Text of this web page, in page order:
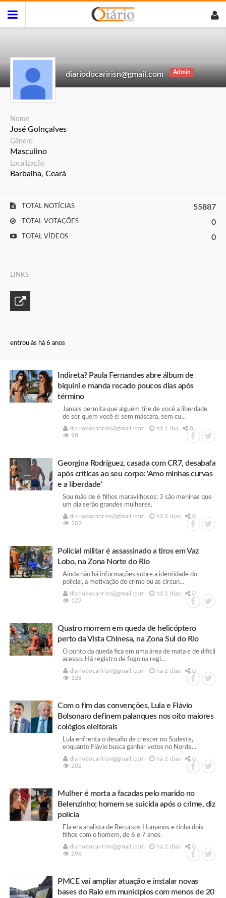
diariodocaririsn@gmail.com Admin
Nome
José Golnçalves
Gênero
Masculino
Localização
Barbalha, Ceará
TOTAL NOTÍCIAS 55887
TOTAL VOTAÇÕES 0
TOTAL VÍDEOS 0
LINKS
entrou às há 6 anos
Indireta? Paula Fernandes abre álbum de
biquíni e manda recado poucos dias após
término
Jamais permita que alguém tire de você a liberdade
de ser quem você é: sem máscara, sem cu...
diariodocaririsn@gmail.com há 1 dia
0
98
Georgina Rodríguez, casada com CR7, desabafa
após críticas ao seu corpo: 'Amo minhas curvas
e a liberdade'
Sou mãe de 6 filhos maravilhosos; 3 são meninas que
um dia serão grandes mulheres.
diariodocaririsn@gmail.com há 2 dias
0
202
Policial militar é assassinado a tiros em Vaz
Lobo, na Zona Norte do Rio
Ainda não há informações sobre a identidade do
policial, a motivação do crime ou as circun...
diariodocaririsn@gmail.com há 2 dias
0
127
Quatro morrem em queda de helicóptero
perto da Vista Chinesa, na Zona Sul do Rio
O ponto da queda fica em uma área de mata e de difícil
acesso. Há registro de fogo na regi...
diariodocaririsn@gmail.com há 2 dias
0
128
Com o fim das convenções, Lula e Flávio
Bolsonaro definem palanques nos oito maiores
colégios eleitorais
Lula enfrenta o desafio de crescer no Sudeste,
enquanto Flávio busca ganhar votos no Norde...
diariodocaririsn@gmail.com há 2 dias
0
202
Mulher é morta a facadas pelo marido no
Belenzinho; homem se suicida após o crime, diz
polícia
Ela era analista de Recursos Humanos e tinha dois
filhos com o homem, de 6 e 7 anos.
diariodocaririsn@gmail.com há 2 dias
0
296
PMCE vai ampliar atuação e instalar novas
bases do Raio em municípios com menos de 20